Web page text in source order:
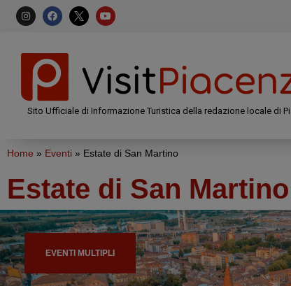
Sito Ufficiale di Informazione Turistica della redazione locale di
Home » Eventi » Estate di San Martino
Estate di San Martino
EVENTI MULTIPLI